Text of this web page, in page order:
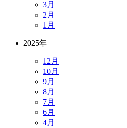
3月
2月
1月
2025年
12月
10月
9月
8月
7月
6月
4月